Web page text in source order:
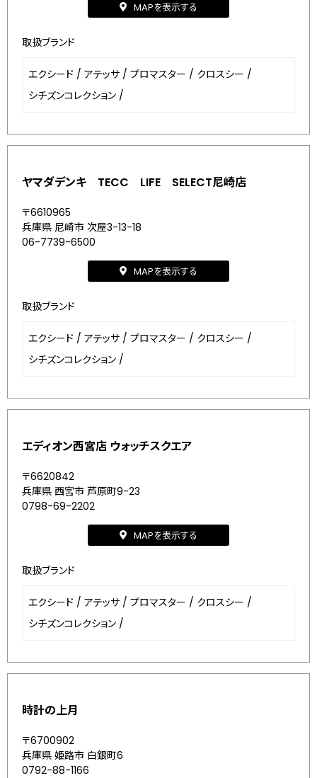
MAPを表示する
取扱ブランド
エクシード / アテッサ / プロマスター / クロスシー /
シチズンコレクション /
ヤマダデンキ TECC LIFE SELECT尼崎店
〒6610965
兵庫県 尼崎市 次屋3-13-18
06-7739-6500
MAPを表示する
取扱ブランド
エクシード / アテッサ / プロマスター / クロスシー /
シチズンコレクション /
エディオン西宮店 ウォッチスクエア
〒6620842
兵庫県 西宮市 芦原町9-23
0798-69-2202
MAPを表示する
取扱ブランド
エクシード / アテッサ / プロマスター / クロスシー /
シチズンコレクション /
時計の上月
〒6700902
兵庫県 姫路市 白銀町6
0792-88-1166